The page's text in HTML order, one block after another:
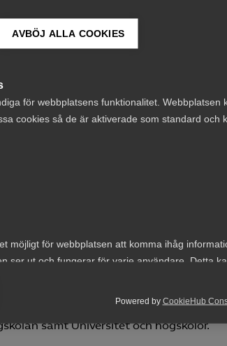
AVBÖJ ALLA COOKIES
för webbplatsens funktionalitet. Webbplatsen
cookies så de är aktiverade som standard och
möjligt för webbplatsen att komma ihåg
ser ut och fungerar för varje användare. Detta
språk eller färgschema.
oss förbättra webbplatsen genom att samla
Powered by CookieHub
öppnar dörrar för
över till branscher med
att marknadsföra sina viktigaste
övriga sökanden om de ordinarie
– 40 000 individer studera med
för just yrkesverksamma. Om
hjälp av omställningsstudiesystemet
samt Universitet och högskolor.